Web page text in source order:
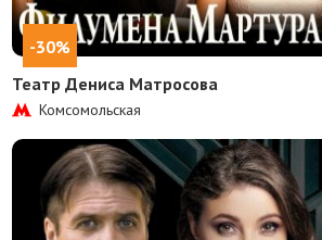
-30%
Театр Дениса Матросова
Комсомольская